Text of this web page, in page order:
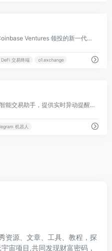
o1.exchange 是一个由 Coinbase Ventures 领投的新一代全能型 DeFi 交易终端，旨在为 Solana 和 Base 生态提供机构级速度与极致交易体验。
DeFi 交易终端 o1.exchange
专为 Polymarket 打造的智能交易助手，提供实时异动提醒与“聪明钱”跟单功能, 自动交易套利工具。
机器人
资源、文章、工具、教程，探
宙项目,共同发现财富密码，